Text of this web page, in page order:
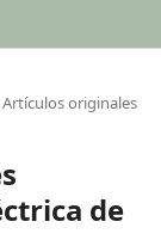
Artículos originales
de